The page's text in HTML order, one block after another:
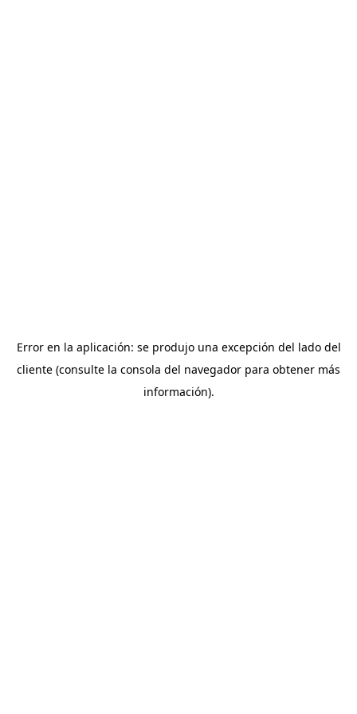
Error en la aplicación: se produjo una excepción del lado del
cliente (consulte la consola del navegador para obtener más
información).